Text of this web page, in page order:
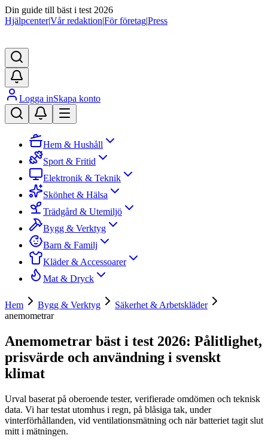
Din guide till bäst i test 2026
Hjälpcenter|Vår redaktion|För företag|Press
Logga inSkapa konto
Hem & Hushåll
Sport & Fritid
Elektronik & Teknik
Skönhet & Hälsa
Trädgård & Utemiljö
Bygg & Verktyg
Barn & Familj
Kläder & Accessoarer
Mat & Dryck
Hem Bygg & Verktyg
Säkerhet & Arbetskläder
anemometrar
Anemometrar bäst i test 2026: Pålitlighet,
prisvärde och användning i svenskt
klimat
Urval baserat på oberoende tester, verifierade omdömen och teknisk
data. Vi har testat utomhus i regn, på blåsiga tak, under
vinterförhållanden, vid ventilationsmätning och när batteriet tagit slut
mitt i mätningen.